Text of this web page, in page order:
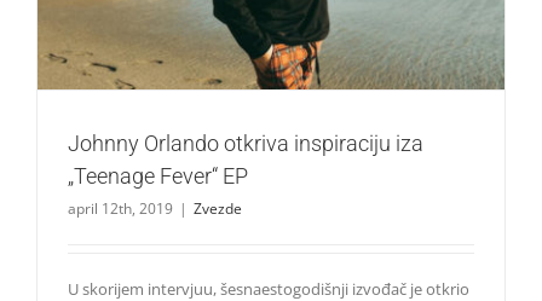
Johnny Orlando otkriva inspiraciju iza
„Teenage Fever“ EP
april 12th, 2019 | Zvezde
U skorijem intervjuu, šesnaestogodišnji izvođač je otkrio